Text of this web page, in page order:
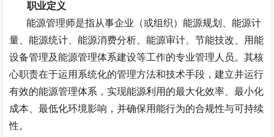
职业定义
能源管理师是指从事企业（或组织）能源规划、能源计
量、能源统计、能源消费分析、能源审计、节能技改、用能
设备管理及能源管理体系建设等工作的专业管理人员。其核
心职责在于运用系统化的管理方法和技术手段，建立并运行
有效的能源管理体系，实现能源利用的最大化效率、最小化
成本、最低化环境影响 ，并确保用能行为的合规性与可持续
性。